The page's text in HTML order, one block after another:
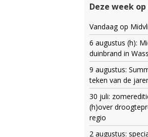
Deze week
Vandaag op
6 augustus (h):
duinbrand in
9 augustus:
teken van de
30 juli:
(h)over
regio
2 augustus: